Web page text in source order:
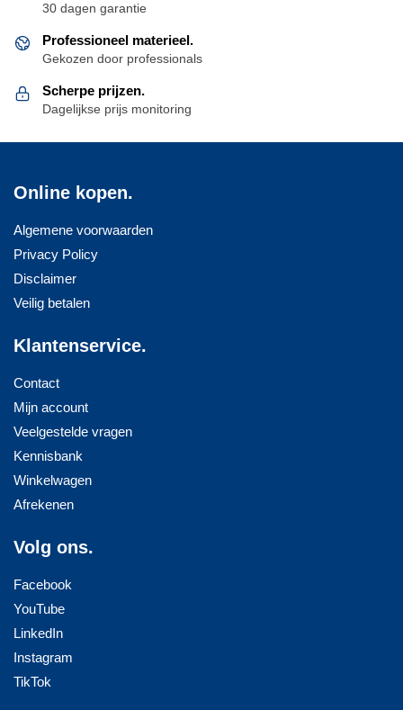
30 dagen garantie
Professioneel materieel.
Gekozen door professionals
Scherpe prijzen.
Dagelijkse prijs monitoring
Online kopen.
Algemene voorwaarden
Privacy Policy
Disclaimer
Veilig betalen
Klantenservice.
Contact
Mijn account
Veelgestelde vragen
Kennisbank
Winkelwagen
Afrekenen
Volg ons.
Facebook
YouTube
LinkedIn
Instagram
TikTok